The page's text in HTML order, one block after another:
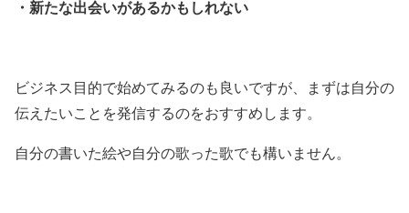
・新たな出会いがあるかもしれない
ビジネス目的で始めてみるのも良いですが、まずは自分の
伝えたいことを発信するのをおすすめします。
自分の書いた絵や自分の歌った歌でも構いません。